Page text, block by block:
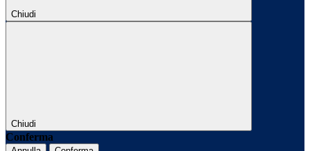
Chiudi
Chiudi
Conferma